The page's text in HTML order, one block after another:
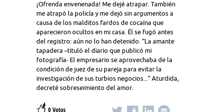
¡Ofrenda envenenada! Me dejé atrapar. También
me atrapó la policía y me dejó sin argumentos a
causa de los malditos fardos de cocaína que
aparecieron ocultos en mi casa. Él se fugó antes
del registro: aún no lo han detenido. “La amante
tapadera –tituló el diario que publicó mi
fotografía- El empresario se aprovechaba de la
condición de juez de su pareja para evitar la
investigación de sus turbios negocios...” Aturdida,
decreté sobreseimiento del amor.
0 Votos